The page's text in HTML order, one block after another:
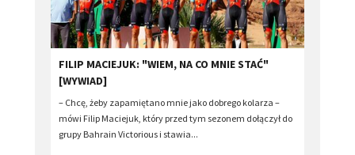
​FILIP MACIEJUK: "WIEM, NA CO MNIE STAĆ"
[WYWIAD]
– Chcę, żeby zapamiętano mnie jako dobrego kolarza –
mówi Filip Maciejuk, który przed tym sezonem dołączył do
grupy Bahrain Victorious i stawia...